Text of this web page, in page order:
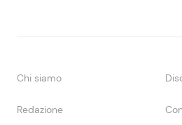
Chi siamo
Redazione